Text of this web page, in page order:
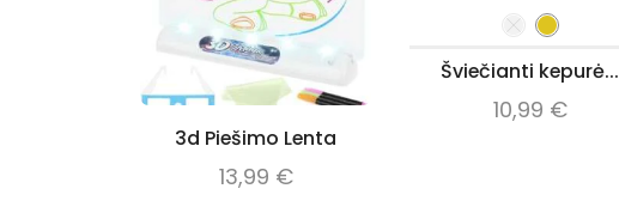
3d Piešimo Lenta
13,99 €
Šviečianti kepurė...
10,99 €